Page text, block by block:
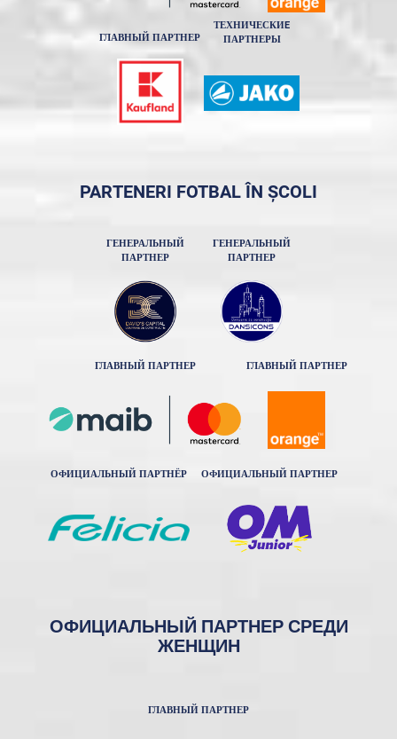
ГЛАВНЫЙ ПАРТНЕР
ТЕХНИЧЕСКИE
ПАРТНЕРЫ
PARTENERI FOTBAL ÎN ȘCOLI
ГЕНЕРАЛЬНЫЙ
ПАРТНЕР
ГЕНЕРАЛЬНЫЙ
ПАРТНЕР
ГЛАВНЫЙ ПАРТНЕР ГЛАВНЫЙ ПАРТНЕР
ОФИЦИАЛЬНЫЙ ПАРТНЁР ОФИЦИАЛЬНЫЙ ПАРТНЕР
ОФИЦИАЛЬНЫЙ ПАРТНЕР СРЕДИ
ЖЕНЩИН
ГЛАВНЫЙ ПАРТНЕР